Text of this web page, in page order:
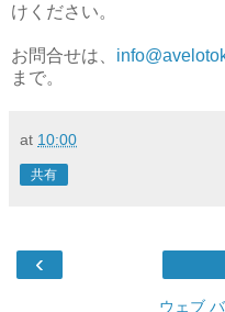
けください。
お問合せは、
まで。
at 10:00
共有
‹
ウェブ